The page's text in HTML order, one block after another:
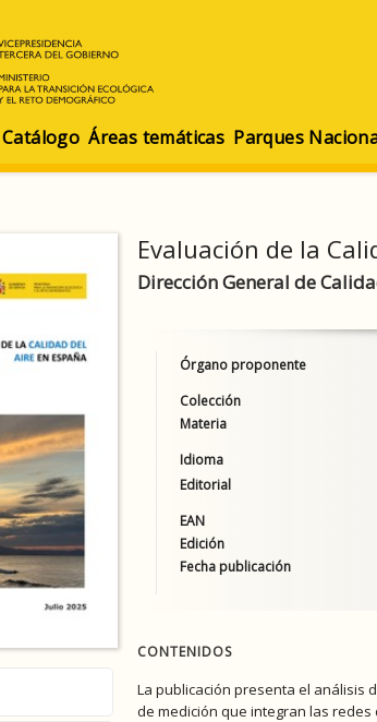
Catálogo Áreas temáticas Parques
Evaluación de la
Dirección General de
Órgano proponente
Colección
Materia
Idioma
Editorial
EAN
Edición
Fecha publicación
CONTENIDOS
La publicación presenta el análisis
de medición que integran las redes